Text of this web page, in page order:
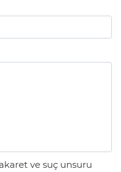
ve suç unsuru